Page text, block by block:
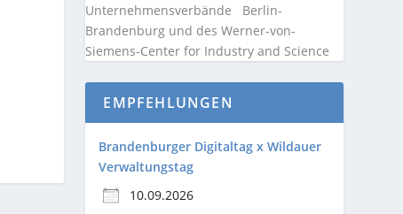
Unternehmensverbände Berlin-
Brandenburg und des Werner-von-
Siemens-Center for Industry and Science
EMPFEHLUNGEN
Brandenburger Digitaltag x Wildauer
Verwaltungstag
10.09.2026